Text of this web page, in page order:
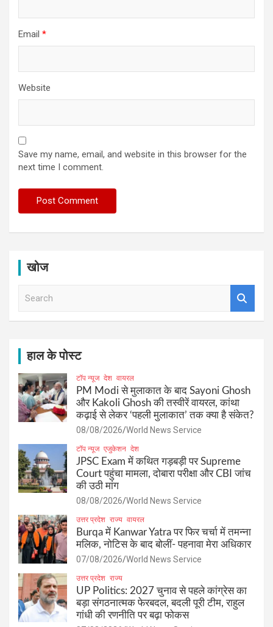
Email *
Website
Save my name, email, and website in this browser for the
next time I comment.
खोज
हाल के पोस्ट
टॉप न्यूज देश वायरल
PM Modi से मुलाकात के बाद Sayoni Ghosh
और Kakoli Ghosh की तस्वीरें वायरल, कांथा
कढ़ाई से लेकर ‘पहली मुलाकात’ तक क्या है संकेत?
08/08/2026 World News Service
टॉप न्यूज एजुकेशन देश
JPSC Exam में कथित गड़बड़ी पर Supreme
Court पहुंचा मामला, दोबारा परीक्षा और CBI जांच
की उठी मांग
08/08/2026 World News Service
उत्तर प्रदेश राज्य वायरल
Burqa में Kanwar Yatra पर फिर चर्चा में तमन्ना
मलिक, नोटिस के बाद बोलीं- पहनावा मेरा अधिकार
07/08/2026 World News Service
उत्तर प्रदेश राज्य
UP Politics: 2027 चुनाव से पहले कांग्रेस का
बड़ा संगठनात्मक फेरबदल, बदली पूरी टीम, राहुल
गांधी की रणनीति पर बढ़ा फोकस